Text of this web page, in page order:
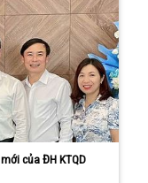
của ĐH KTQD